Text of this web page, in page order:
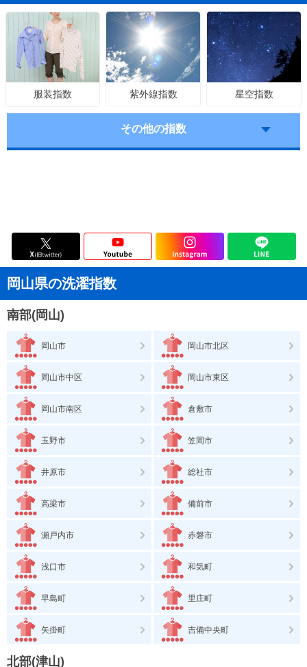
服装指数 紫外線指数 星空指数
その他の指数
岡山県の洗濯指数
南部(岡山)
岡山市 岡山市北区
岡山市中区 岡山市東区
岡山市南区 倉敷市
玉野市 笠岡市
井原市 総社市
高梁市 備前市
瀬戸内市 赤磐市
浅口市 和気町
早島町 里庄町
矢掛町 吉備中央町
北部(津山)